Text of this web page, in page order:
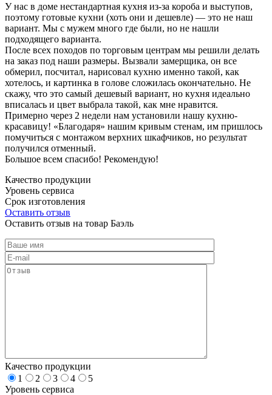
У нас в доме нестандартная кухня из-за короба и выступов,
поэтому готовые кухни (хоть они и дешевле) — это не наш
вариант. Мы с мужем много где были, но не нашли
подходящего варианта.
После всех походов по торговым центрам мы решили делать
на заказ под наши размеры. Вызвали замерщика, он все
обмерил, посчитал, нарисовал кухню именно такой, как
хотелось, и картинка в голове сложилась окончательно. Не
скажу, что это самый дешевый вариант, но кухня идеально
вписалась и цвет выбрала такой, как мне нравится.
Примерно через 2 недели нам установили нашу кухню-
красавицу! «Благодаря» нашим кривым стенам, им пришлось
помучиться с монтажом верхних шкафчиков, но результат
получился отменный.
Большое всем спасибо! Рекомендую!
Качество продукции
Уровень сервиса
Срок изготовления
Оставить отзыв
Оставить отзыв на товар Баэль
Качество продукции
1
2 3 4
5
Уровень сервиса